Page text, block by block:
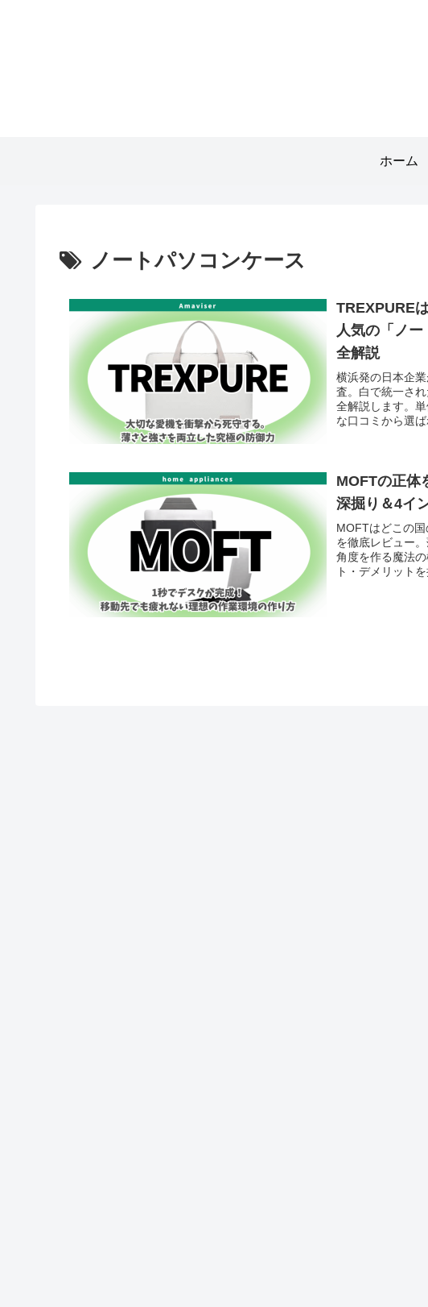
ホーム
ノートパソコンケース
TREXPURE
人気の「ノ
全解説
横浜発の日本企
査。白で統一さ
全解説します。
な口コミから選
MOFTの正体
深掘り＆4イ
MOFTはどこの
を徹底レビュー
角度を作る魔法
ト・デメリット